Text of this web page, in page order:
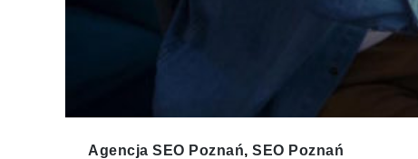
Agencja SEO Poznań, SEO Poznań